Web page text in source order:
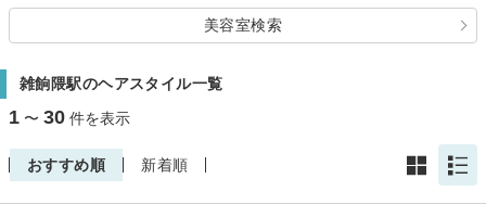
美容室検索
雑餉隈駅のヘアスタイル一覧
1 〜 30 件を表示
おすすめ順 新着順